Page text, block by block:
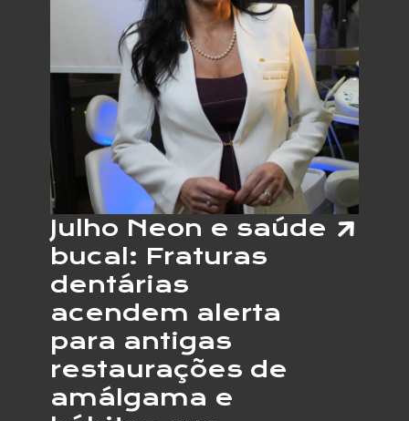
OS
SINAIS
NAS
MÃOS
Julho Neon e saúde
bucal: Fraturas
dentárias
acendem alerta
para antigas
restaurações de
amálgama e